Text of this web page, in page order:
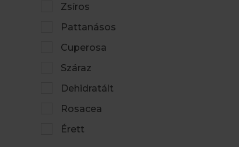
Zsíros
Pattanásos
Cuperosa
Száraz
Dehidratált
Rosacea
Érett